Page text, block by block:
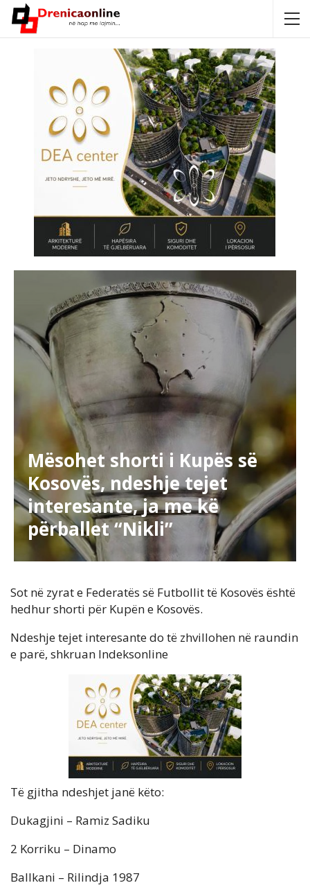
Mësohet shorti i Kupës së
Kosovës, ndeshje tejet
interesante, ja me kë
përballet “Nikli”
Sot në zyrat e Federatës së Futbollit të Kosovës është
hedhur shorti për Kupën e Kosovës.
Ndeshje tejet interesante do të zhvillohen në raundin
e parë, shkruan Indeksonline
Të gjitha ndeshjet janë këto:
Dukagjini – Ramiz Sadiku
2 Korriku – Dinamo
Ballkani – Rilindja 1987